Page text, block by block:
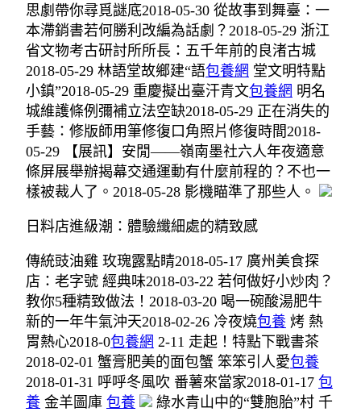
思劇帶你尋覓謎底2018-05-30 從故事到舞臺：一
本滯銷書若何勝利改編為話劇？2018-05-29 浙江
省文物考古研討所所長：五千年前的良渚古城
2018-05-29 林語堂故鄉建“語包養網 堂文明特點
小鎮”2018-05-29 重慶擬出臺汗青文包養網 明名
城維護條例彌補立法空缺2018-05-29 正在消失的
手藝：修版師用筆修復口角照片修復時間2018-
05-29 【展訊】安閒——嶺南墨社六人年夜適意
條屏展舉辦揭幕交通運動有什麼前程的？不也一
樣被裁人了。2018-05-28 影機瞄準了那些人。
日料店進級潮：體驗纖細處的精致感
傳統豉油雞 玫瑰露點睛2018-05-17 廣州美食探
店：老字號 經典味2018-03-22 若何做好小炒肉？
教你5種精致做法！2018-03-20 喝一碗酸湯肥牛
新的一年牛氣沖天2018-02-26 冷夜燒包養 烤 熱
胃熱心2018-0包養網 2-11 走起！特點下戰書茶
2018-02-01 蟹膏肥美的面包蟹 笨笨引人愛包養
2018-01-31 呼呼冬風吹 番薯來當家2018-01-17 包
養 金羊圖庫 包養
綠水青山中的“雙胞胎”村 千